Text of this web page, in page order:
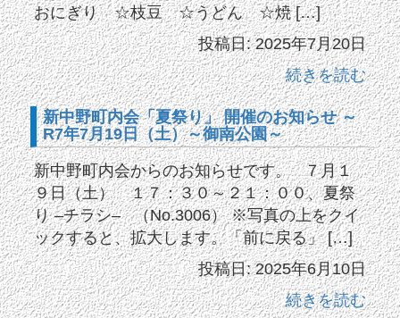
おにぎり ☆枝豆 ☆うどん ☆焼 […]
投稿日: 2025年7月20日
続きを読む
新中野町内会「夏祭り」 開催のお知らせ ～
R7年7月19日（土）～御南公園～
新中野町内会からのお知らせです。 ７月１
９日（土） １７：３０～２１：００、夏祭
り –チラシ– （No.3006） ※写真の上をクイ
ックすると、拡大します。「前に戻る」 […]
投稿日: 2025年6月10日
続きを読む